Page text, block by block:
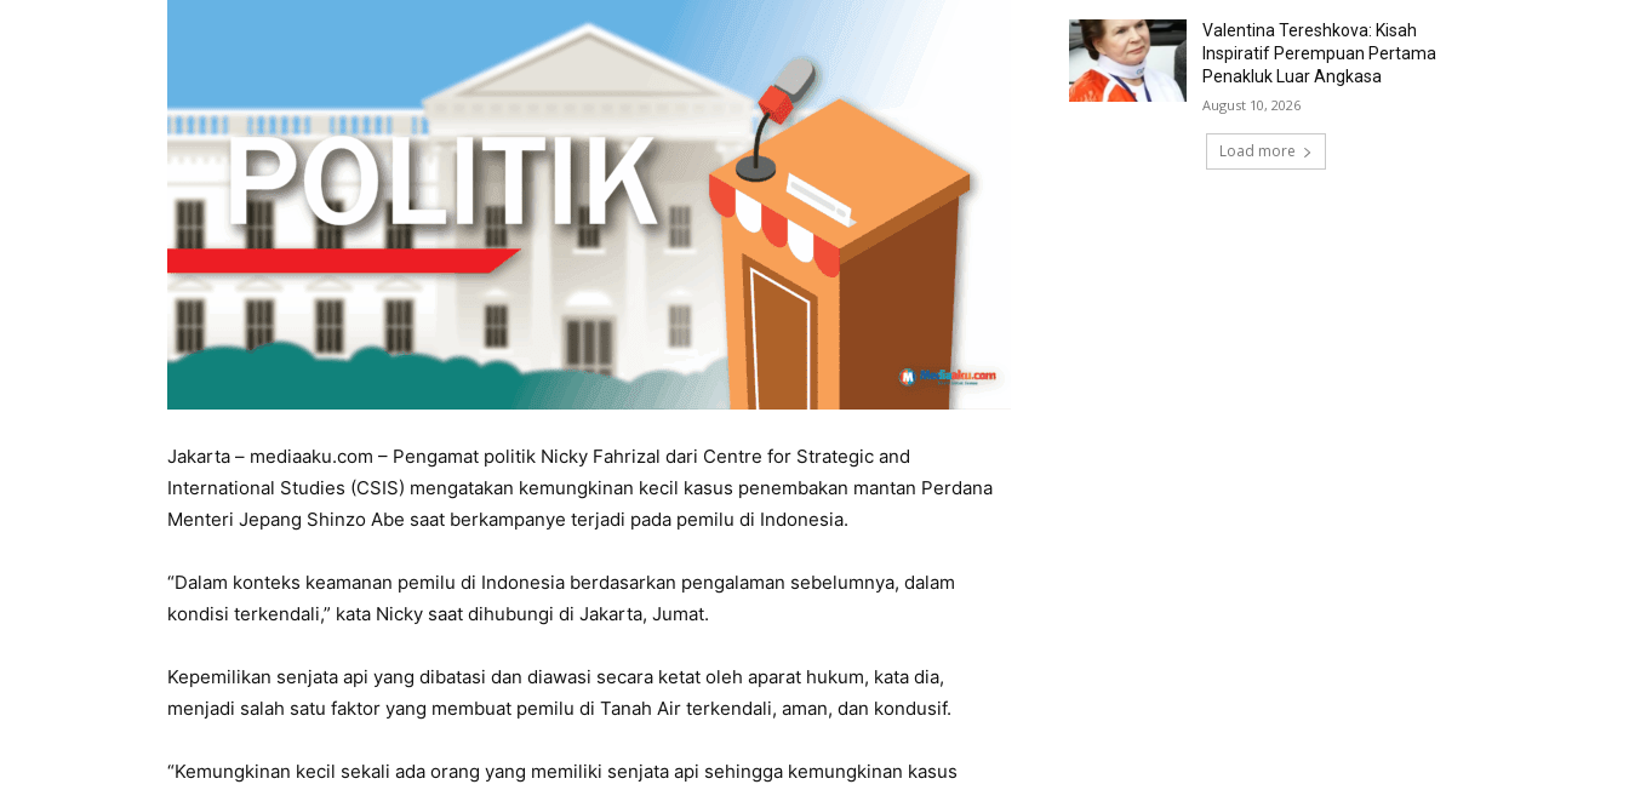
Jakarta – mediaaku.com – Pengamat politik Nicky Fahrizal dari Centre for Strategic and
International Studies (CSIS) mengatakan kemungkinan kecil kasus penembakan mantan Perdana
Menteri Jepang Shinzo Abe saat berkampanye terjadi pada pemilu di Indonesia.
“Dalam konteks keamanan pemilu di Indonesia berdasarkan pengalaman sebelumnya, dalam
kondisi terkendali,” kata Nicky saat dihubungi di Jakarta, Jumat.
Kepemilikan senjata api yang dibatasi dan diawasi secara ketat oleh aparat hukum, kata dia,
menjadi salah satu faktor yang membuat pemilu di Tanah Air terkendali, aman, dan kondusif.
“Kemungkinan kecil sekali ada orang yang memiliki senjata api sehingga kemungkinan kasus
Valentina Tereshkova: Kisah
Inspiratif Perempuan Pertama
Penakluk Luar Angkasa
August 10, 2026
Load more